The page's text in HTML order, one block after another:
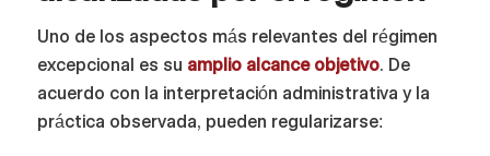
Uno de los aspectos más relevantes del régimen
excepcional es su amplio alcance objetivo. De
acuerdo con la interpretación administrativa y la
práctica observada, pueden regularizarse: